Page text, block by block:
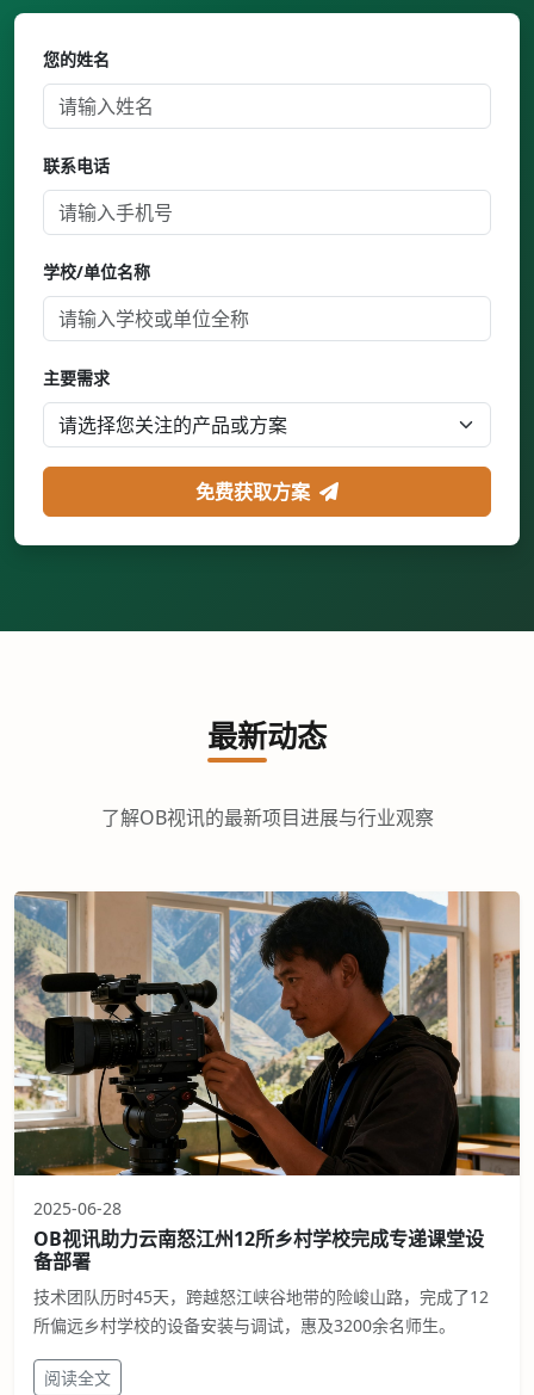
您的姓名
联系电话
学校/单位名称
主要需求
免费获取方案
最新动态
了解OB视讯的最新项目进展与行业观察
2025-06-28
OB视讯助力云南怒江州12所乡村学校完成专递课堂设
备部署
技术团队历时45天，跨越怒江峡谷地带的险峻山路，完成了12
所偏远乡村学校的设备安装与调试，惠及3200余名师生。
阅读全文